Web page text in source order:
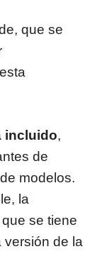
que se
incluido,
de
modelos.
la
se tiene
versión de la